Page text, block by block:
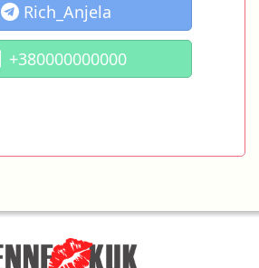
Rich_Anjela
+380000000000